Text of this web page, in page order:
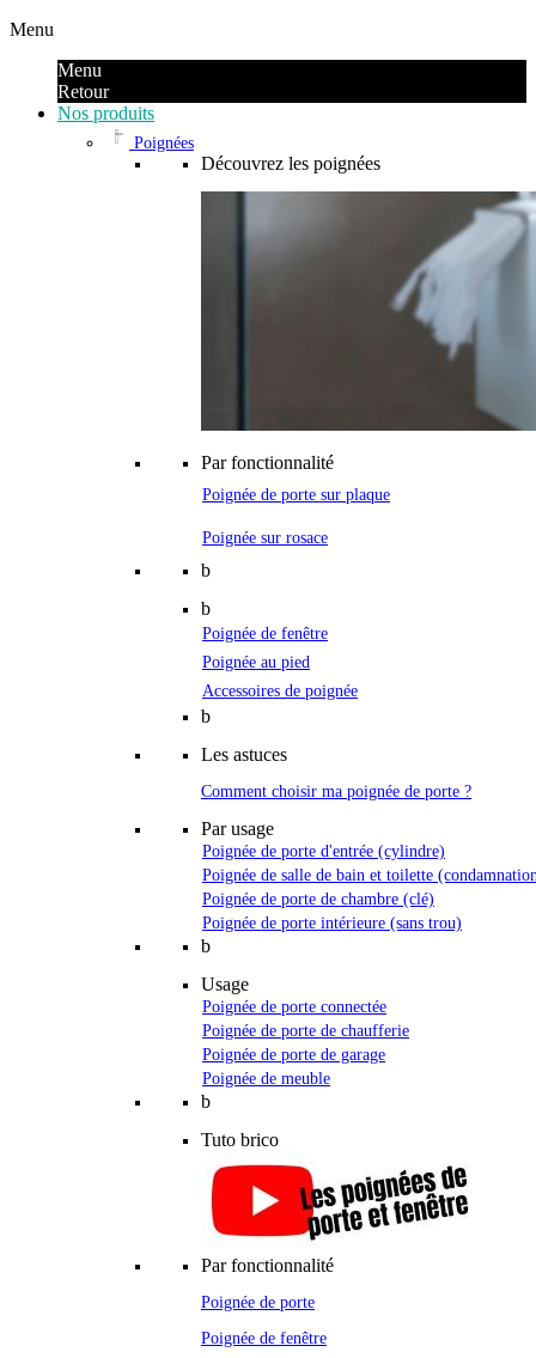
Menu
Menu
Retour
Nos produits
Poignées
Découvrez les poignées
Par fonctionnalité
Poignée de porte sur plaque
Poignée sur rosace
b
b
Poignée de fenêtre
Poignée au pied
Accessoires de poignée
b
Les astuces
Comment choisir ma poignée de porte ?
Par usage
Poignée de porte d'entrée (cylindre)
Poignée de salle de bain et toilette
Poignée de porte de chambre (clé)
Poignée de porte intérieure (sans trou)
b
Usage
Poignée de porte connectée
Poignée de porte de chaufferie
Poignée de porte de garage
Poignée de meuble
b
Tuto brico
Par fonctionnalité
Poignée de porte
Poignée de fenêtre